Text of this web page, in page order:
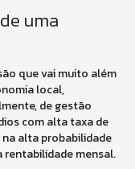
uma
que vai muito além
local,
de gestão
com alta taxa de
alta probabilidade
rentabilidade mensal.